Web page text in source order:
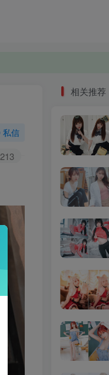
私信
213
相关推荐